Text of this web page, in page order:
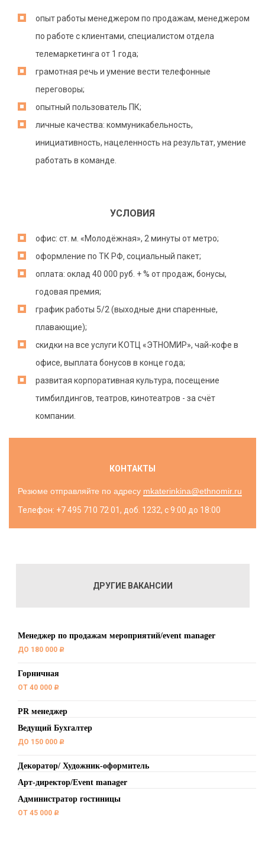
КОНТАКТЫ
Резюме отправляйте по адресу mkaterinkina@ethnomir.ru
Телефон: +7 495 710 72 01, доб. 1232, с 9:00 до 18:00
опыт работы менеджером по продажам, менеджером
по работе с клиентами, специалистом отдела
телемаркетинга от 1 года;
грамотная речь и умение вести телефонные
переговоры;
опытный пользователь ПК;
личные качества: коммуникабельность,
инициативность, нацеленность на результат, умение
работать в команде.
УСЛОВИЯ
офис: ст. м. «Молодёжная», 2 минуты от метро;
оформление по ТК РФ‚ социальный пакет;
оплата: оклад 40 000 руб. + % от продаж, бонусы,
годовая премия;
график работы 5/2 (выходные дни спаренные,
плавающие);
скидки на все услуги КОТЦ «ЭТНОМИР», чай-кофе в
офисе, выплата бонусов в конце года;
развитая корпоративная культура, посещение
тимбилдингов, театров, кинотеатров - за счёт
компании.
ДРУГИЕ ВАКАНСИИ
Менеджер по продажам мероприятий/event manager
ДО 180 000 c
Горничная
ОТ 40 000 c
PR менеджер
Ведущий Бухгалтер
ДО 150 000 c
Декоратор/ Художник-оформитель
Арт-директор/Event manager
Администратор гостиницы
ОТ 45 000 c